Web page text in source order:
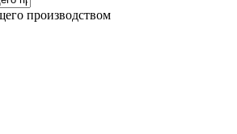
производством